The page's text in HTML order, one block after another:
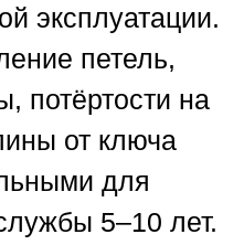
эксплуатации.
петель,
потёртости на
от ключа
для
5–10 лет.